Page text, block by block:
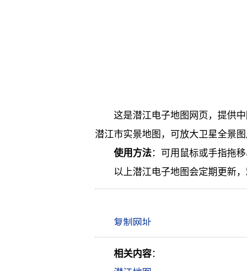
这是潜江电子地图网页，提供
潜江市实景地图，可放大卫星全景图
使用方法：可用鼠标或手指拖
以上潜江电子地图会定期更新，
相关内容：